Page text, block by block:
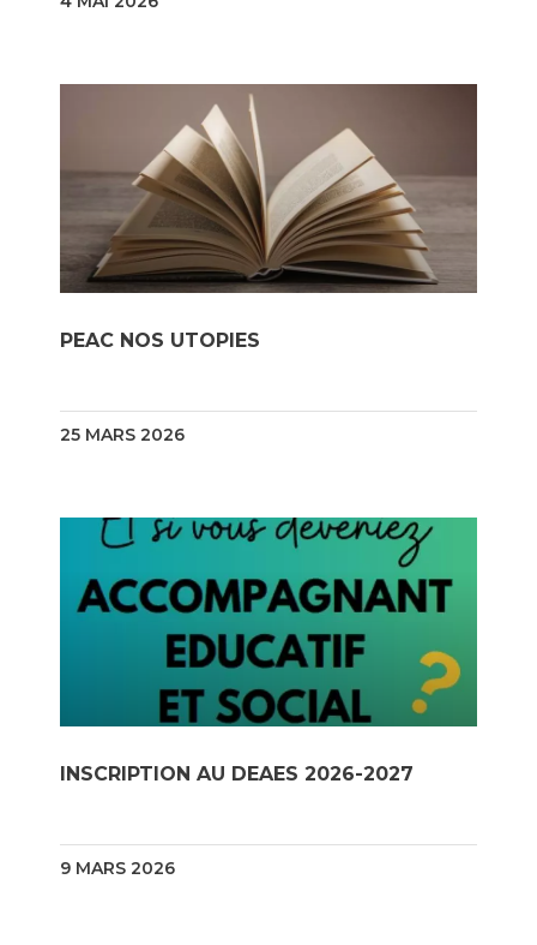
PEAC NOS UTOPIES
25 MARS 2026
INSCRIPTION AU DEAES 2026-2027
9 MARS 2026